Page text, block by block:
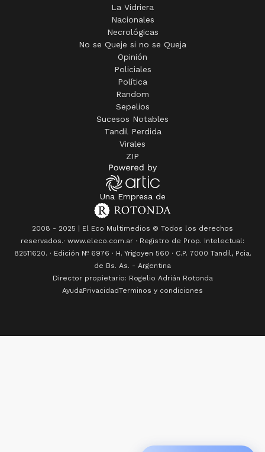
La Vidriera
Nacionales
Necrológicas
No se Queje si no se Queja
Opinión
Policiales
Política
Random
Sepelios
Sucesos Notables
Tandil Perdida
Virales
ZIP
Una Empresa de
2008 - 2025 | El Eco Multimedios © Todos los derechos
reservados.· www.eleco.com.ar · Registro de Prop. Intelectual:
82511620. · Edición Nº 6976 · H. Yrigoyen 560 · C.P. 7000 Tandil, Pcia.
de Bs. As. - Argentina
Director propietario: Rogelio Adrián Rotonda
AyudaPrivacidadTerminos y condiciones